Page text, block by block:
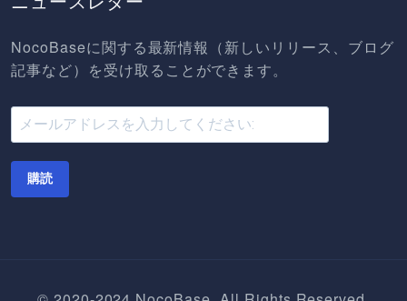
NocoBaseに関する最新情報（新しいリリース、ブログ
記事など）を受け取ることができます。
購読